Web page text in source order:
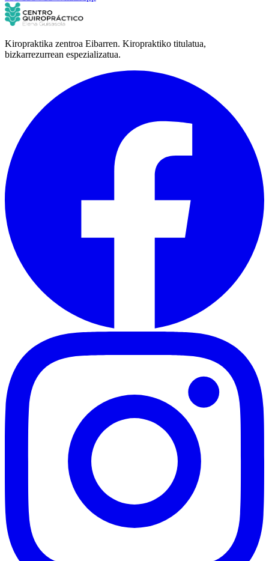
Kiropraktika zentroa Eibarren. Kiropraktiko titulatua,
bizkarrezurrean espezializatua.